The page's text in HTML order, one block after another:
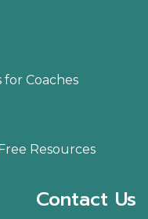
for Coaches
Resources
Contact Us